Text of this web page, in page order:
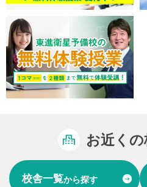
お近く
校舎一覧から探す